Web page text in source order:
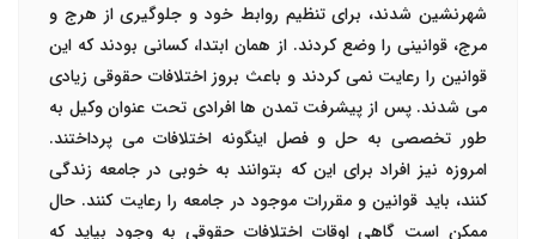
شهرنشین شدند، برای تنظیم روابط خود و جلوگیری از هرج و
مرج، قوانینی را وضع کردند. از همان ابتدا، کسانی بودند که این
قوانین را رعایت نمی کردند و باعث بروز اختلافات حقوقی زیادی
می شدند. پس از پیشرفت تمدن ها افرادی تحت عنوان وکیل به
طور تخصصی به حل و فصل اینگونه اختلافات می پرداختند.
امروزه نیز افراد برای این که بتوانند به خوبی در جامعه زندگی
کنند، باید قوانین و مقررات موجود در جامعه را رعایت کنند. حال
ممکن است گاهی اوقات اختلافات حقوقی به وجود بیاید که